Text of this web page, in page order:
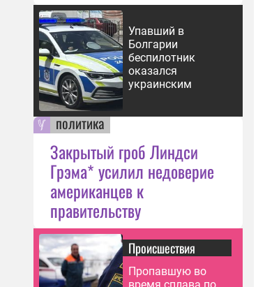
Упавший в
Болгарии
беспилотник
оказался
украинским
политика
Закрытый гроб Линдси
Грэма* усилил недоверие
американцев к
правительству
Происшествия
Пропавшую во